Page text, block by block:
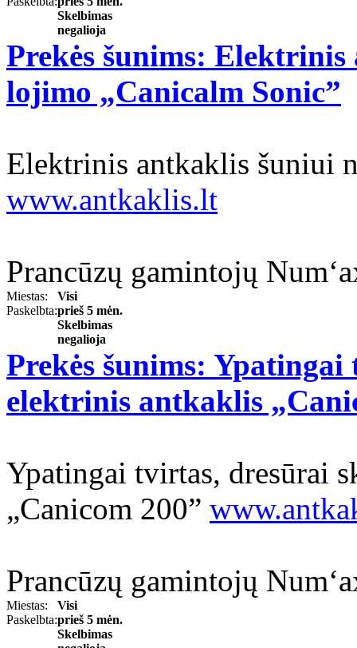
Skelbimas
negalioja
Prekės šunims:
lojimo „Canicalm Sonic”
Elektrinis antkaklis šuniui
www.antkaklis.lt
Prancūzų gamintojų
Miestas:
Visi
Paskelbta:prieš 5 mėn.
Skelbimas
negalioja
Prekės šunims:
elektrinis antkaklis
Ypatingai tvirtas, dresūrai
„Canicom 200”
Prancūzų gamintojų
Miestas:
Visi
Paskelbta:prieš 5 mėn.
Skelbimas